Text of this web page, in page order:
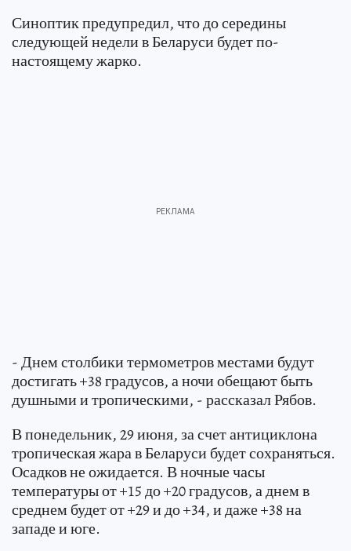
Синоптик предупредил, что до середины
следующей недели в Беларуси будет по-
настоящему жарко.
- Днем столбики термометров местами будут
достигать +38 градусов, а ночи обещают быть
душными и тропическими, - рассказал Рябов.
В понедельник, 29 июня, за счет антициклона
тропическая жара в Беларуси будет сохраняться.
Осадков не ожидается. В ночные часы
температуры от +15 до +20 градусов, а днем в
среднем будет от +29 и до +34, и даже +38 на
западе и юге.